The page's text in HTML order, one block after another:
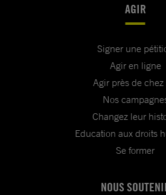
AGIR
Signer une
Agir en ligne
Agir près de chez
Nos
Changez leur
Education aux droits
Se former
NOUS